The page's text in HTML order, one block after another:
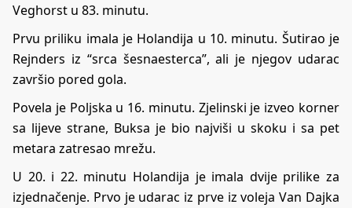
Veghorst u 83. minutu.
Prvu priliku imala je Holandija u 10. minutu. Šutirao je
Rejnders iz “srca šesnaesterca”, ali je njegov udarac
završio pored gola.
Povela je Poljska u 16. minutu. Zjelinski je izveo korner
sa lijeve strane, Buksa je bio najviši u skoku i sa pet
metara zatresao mrežu.
U 20. i 22. minutu Holandija je imala dvije prilike za
izjednačenje. Prvo je udarac iz prve iz voleja Van Dajka